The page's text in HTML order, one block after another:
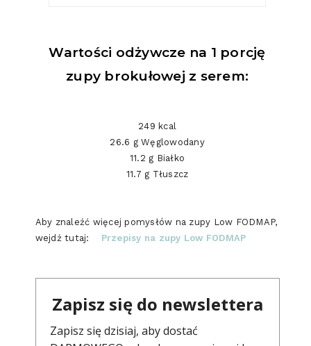
Wartości odżywcze na 1 porcję
zupy brokułowej z serem:
249 kcal
26.6 g Węglowodany
11.2 g Białko
11.7 g Tłuszcz
Aby znaleźć więcej pomysłów na zupy Low FODMAP,
wejdź tutaj: Przepisy na zupy Low FODMAP